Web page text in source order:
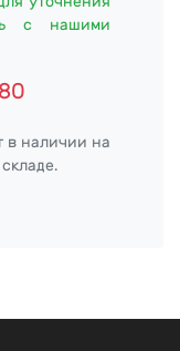
с нашими
в наличии на